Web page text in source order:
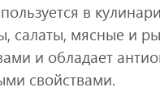
в
салаты, мясные и
и обладает
свойствами.